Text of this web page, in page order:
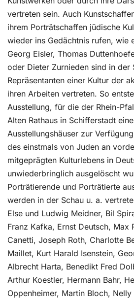
vertreten sein. Auch
ihrem Porträtschaffen jüdische
wieder ins Gedächtnis rufen, wie
Georg Eisler, Thomas
oder Dieter Zurnieden sind in der
Repräsentanten einer Kultur der
ihren Arbeiten vertreten. So
Ausstellung, für die der Rhein-
Alten Rathaus in Schifferstadt
Ausstellungshäuser zur
des einstmals von Juden an
mitgeprägten Kulturlebens in
unwiederbringlich ausgelöscht
Porträtierende und Porträtierte
werden in der Schau u. a.
Else und Ludwig Meidner, Bil
Franz Kafka, Ernst Deutsch, Max
Canetti, Joseph Roth, Charlotte
Maillet, Kurt Harald Isenstein,
Albrecht Harta, Benedikt Fred
Arthur Koestler, Hermann Bahr,
Oppenheimer, Martin Bloch,